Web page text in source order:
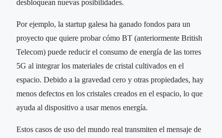
desbloquean nuevas posibilidades.
Por ejemplo, la startup galesa ha ganado fondos para un
proyecto que quiere probar cómo BT (anteriormente British
Telecom) puede reducir el consumo de energía de las torres
5G al integrar los materiales de cristal cultivados en el
espacio. Debido a la gravedad cero y otras propiedades, hay
menos defectos en los cristales creados en el espacio, lo que
ayuda al dispositivo a usar menos energía.
Estos casos de uso del mundo real transmiten el mensaje de